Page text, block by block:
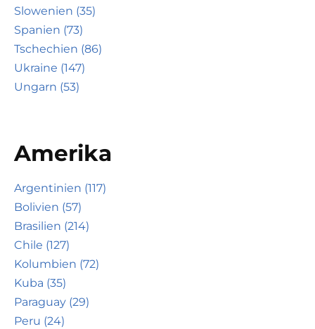
Slowenien (35)
Spanien (73)
Tschechien (86)
Ukraine (147)
Ungarn (53)
Amerika
Argentinien (117)
Bolivien (57)
Brasilien (214)
Chile (127)
Kolumbien (72)
Kuba (35)
Paraguay (29)
Peru (24)